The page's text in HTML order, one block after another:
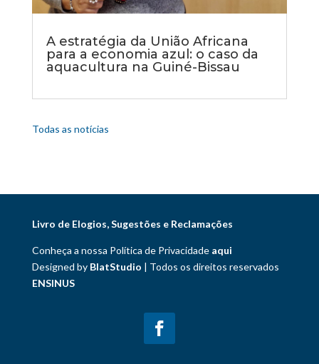
A estratégia da União Africana
para a economia azul: o caso da
aquacultura na Guiné-Bissau
Todas as notícias
Livro de Elogios, Sugestões e Reclamações
Conheça a nossa Política de Privacidade aqui
Designed by BlatStudio | Todos os direitos reservados
ENSINUS